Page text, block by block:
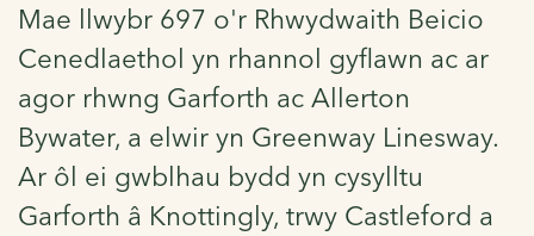
Mae llwybr 697 o'r Rhwydwaith Beicio
Cenedlaethol yn rhannol gyflawn ac ar
agor rhwng Garforth ac Allerton
Bywater, a elwir yn Greenway Linesway.
Ar ôl ei gwblhau bydd yn cysylltu
Garforth â Knottingly, trwy Castleford a